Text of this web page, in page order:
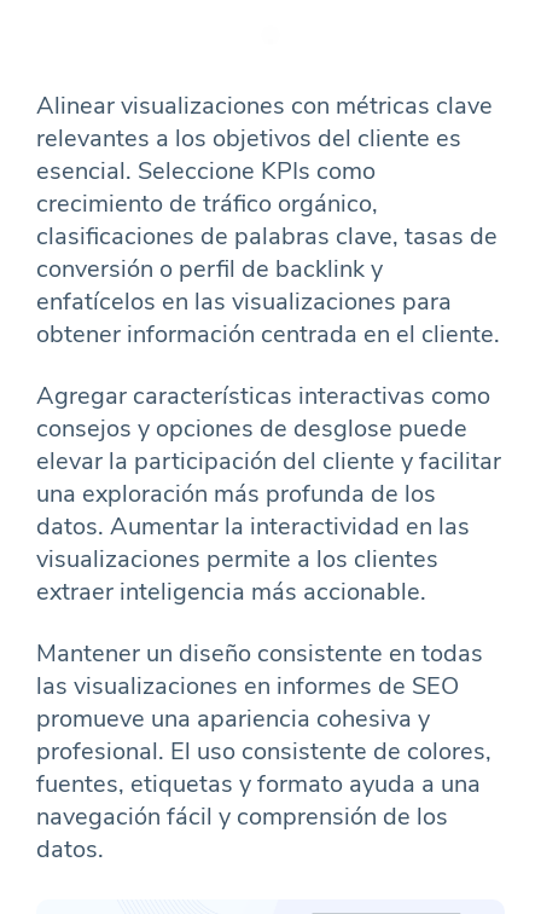
Alinear visualizaciones con métricas clave
relevantes a los objetivos del cliente es
esencial. Seleccione KPIs como
crecimiento de tráfico orgánico,
clasificaciones de palabras clave, tasas de
conversión o perfil de backlink y
enfatícelos en las visualizaciones para
obtener información centrada en el cliente.
Agregar características interactivas como
consejos y opciones de desglose puede
elevar la participación del cliente y facilitar
una exploración más profunda de los
datos. Aumentar la interactividad en las
visualizaciones permite a los clientes
extraer inteligencia más accionable.
Mantener un diseño consistente en todas
las visualizaciones en informes de SEO
promueve una apariencia cohesiva y
profesional. El uso consistente de colores,
fuentes, etiquetas y formato ayuda a una
navegación fácil y comprensión de los
datos.